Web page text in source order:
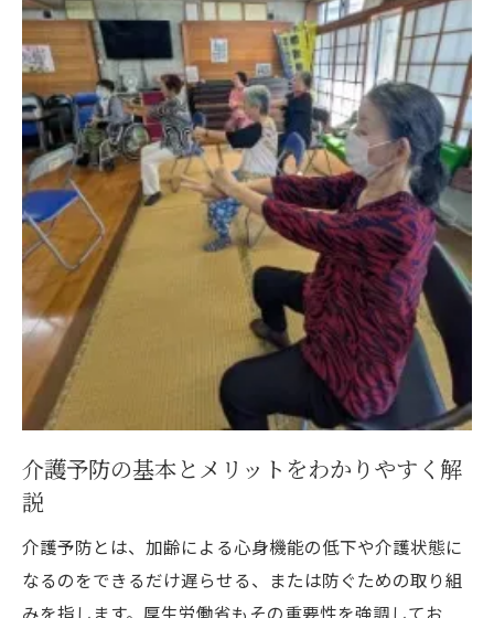
集
お父さんタレントいぜなひさお氏の歌手活
動が家族の絆を深める
介護予防活動で家族が感じたメリットと気
づき
健康寿命を支える家庭内での介護予防の工
夫
介護予防プログラムの効果を家族で実感し
よう
厚生労働省指針に基づく介護予防の実践例
厚生労働省の介護予防指針で押さえておき
いぜなひさお氏の活動から学ぶ介護予防の
実践例
ト解説
家族でできる厚生労働省推奨の介護予防活
動
介護予防の基本とメリットをわかりやすく解
説
介護予防とは、加齢による心身機能の低下や介護状態に
なるのをできるだけ遅らせる、または防ぐための取り組
みを指します。厚生労働省もその重要性を強調してお